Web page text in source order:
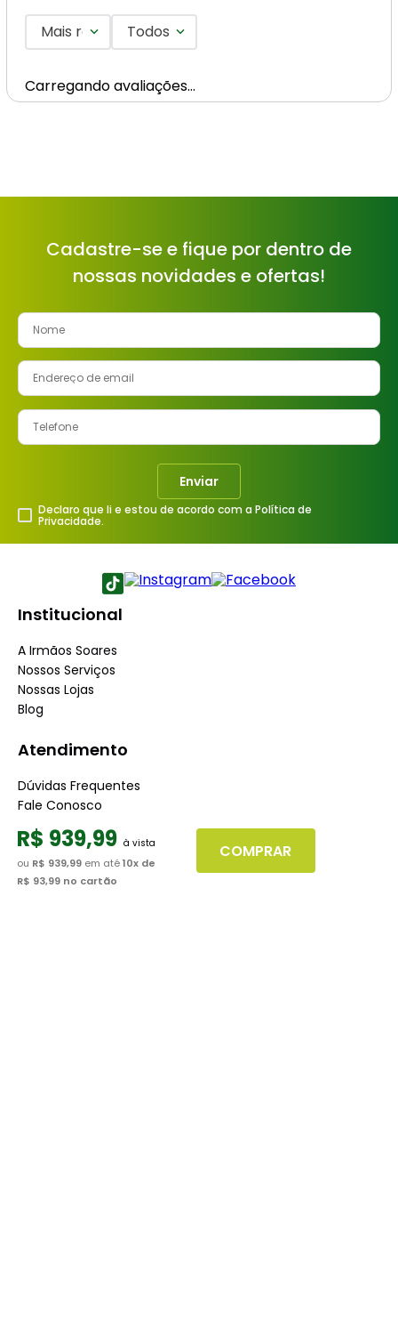
Mais recentesTodos
Carregando avaliações…
R$ 939,99
ou R$ 939,99 em até10x de
R$ 93,99 no cartão
COMPRAR
Cadastre-se e fique por dentro de
nossas novidades e ofertas!
Enviar
Declaro que li e estou de acordo com a Política de
Privacidade.
Institucional
A Irmãos Soares
Nossos Serviços
Nossas Lojas
Blog
Atendimento
Dúvidas Frequentes
Fale Conosco
Minha Conta
Trabalhe conosco
Seja nosso fornecedor